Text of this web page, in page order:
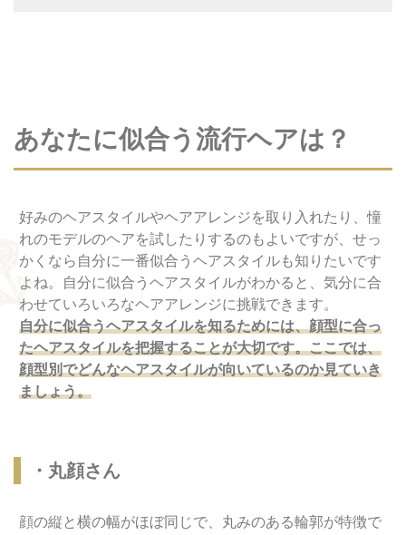
あなたに似合う流行ヘアは？
好みのヘアスタイルやヘアアレンジを取り入れたり、憧
れのモデルのヘアを試したりするのもよいですが、せっ
かくなら自分に一番似合うヘアスタイルも知りたいです
よね。自分に似合うヘアスタイルがわかると、気分に合
わせていろいろなヘアアレンジに挑戦できます。
自分に似合うヘアスタイルを知るためには、顔型に合っ
たヘアスタイルを把握することが大切です。ここでは、
顔型別でどんなヘアスタイルが向いているのか見ていき
ましょう。
・丸顔さん
顔の縦と横の幅がほぼ同じで、丸みのある輪郭が特徴で